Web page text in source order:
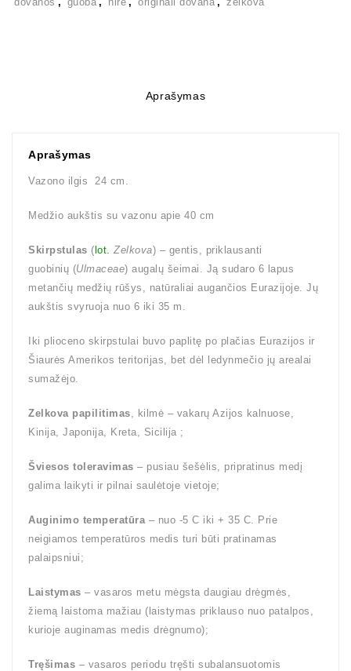
Aprašymas
Aprašymas
Vazono ilgis 24 cm.
Medžio aukštis su vazonu apie 40 cm
Skirpstulas ( lot. Zelkova) – gentis, priklausanti
guobinių (Ulmaceae) augalų šeimai. Ją sudaro 6 lapus
metančių medžių rūšys, natūraliai augančios Eurazijoje. Jų
aukštis svyruoja nuo 6 iki 35 m.
Iki plioceno skirpstulai buvo paplitę po plačias Eurazijos ir
Šiaurės Amerikos teritorijas, bet dėl ledynmečio jų arealai
sumažėjo.
Zelkova papilitimas, kilmė – vakarų Azijos kalnuose,
Kinija, Japonija, Kreta, Sicilija ;
Šviesos toleravimas – pusiau šešėlis, pripratinus medį
galima laikyti ir pilnai saulėtoje vietoje;
Auginimo temperatūra– nuo -5 C iki + 35 C. Prie
neigiamos temperatūros medis turi būti pratinamas
palaipsniui;
Laistymas – vasaros metu mėgsta daugiau drėgmės,
žiemą laistoma mažiau (laistymas priklauso nuo patalpos,
kurioje auginamas medis drėgnumo);
Tręšimas – vasaros periodu tręšti subalansuotomis